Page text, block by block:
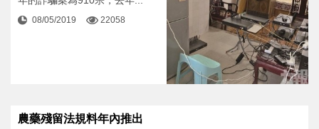
08/05/2019 22058
農藥殘留法規料年內推出